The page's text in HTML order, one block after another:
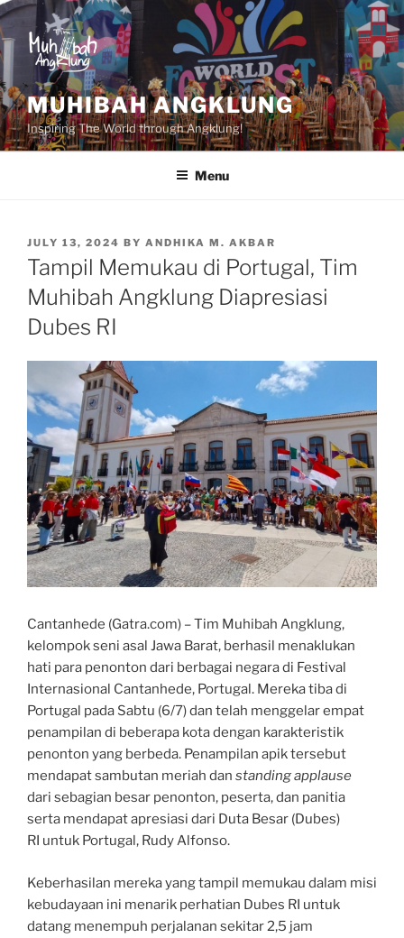
Skip
to
content
MUHIBAH ANGKLUNG
Inspiring The World through Angklung!
Menu
POSTED
ON
JULY 13, 2024 BY ANDHIKA M. AKBAR
Tampil Memukau di Portugal, Tim
Muhibah Angklung Diapresiasi
Dubes RI
Cantanhede (Gatra.com) – Tim Muhibah Angklung,
kelompok seni asal Jawa Barat, berhasil menaklukan
hati para penonton dari berbagai negara di Festival
Internasional Cantanhede, Portugal. Mereka tiba di
Portugal pada Sabtu (6/7) dan telah menggelar empat
penampilan di beberapa kota dengan karakteristik
penonton yang berbeda. Penampilan apik tersebut
mendapat sambutan meriah dan standingapplause
dari sebagian besar penonton, peserta, dan panitia
serta mendapat apresiasi dari Duta Besar (Dubes)
RI untuk Portugal, Rudy Alfonso.
Keberhasilan mereka yang tampil memukau dalam misi
kebudayaan ini menarik perhatian Dubes RI untuk
datang menempuh perjalanan sekitar 2,5 jam